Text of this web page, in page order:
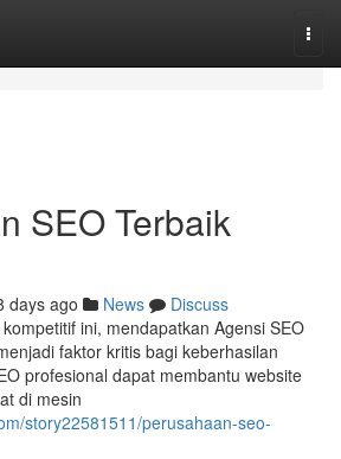
SEO Terbaik
days ago News
Discuss
ini, mendapatkan Agensi SEO
faktor kritis bagi keberhasilan
profesional dapat membantu website
di mesin
story22581511/perusahaan-seo-